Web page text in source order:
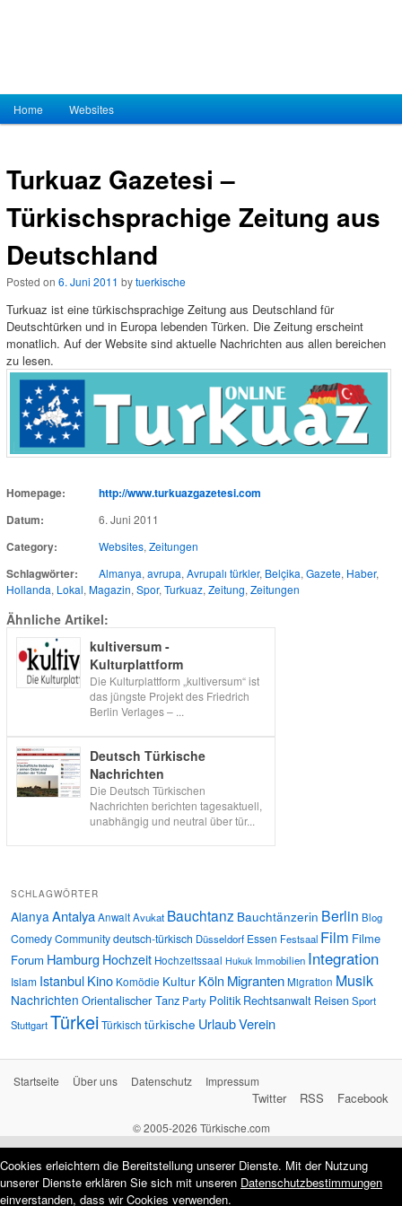
Hauptmenü
Zum Inhalt wechseln
Zum sekundären Inhalt wechseln
Home Websites
Turkuaz Gazetesi –
Türkischsprachige Zeitung aus
Deutschland
Posted on 6. Juni 2011 bytuerkische
Turkuaz ist eine türkischsprachige Zeitung aus Deutschland für
Deutschtürken und in Europa lebenden Türken. Die Zeitung erscheint
monatlich. Auf der Website sind aktuelle Nachrichten aus allen bereichen
zu lesen.
Homepage:
http://www.turkuazgazetesi.com
Datum:
6. Juni 2011
Category: Websites, Zeitungen
Schlagwörter: Almanya, avrupa, Avrupalı türkler, Belçika, Gazete, Haber,
Hollanda, Lokal, Magazin, Spor, Turkuaz, Zeitung, Zeitungen
Ähnliche Artikel:
kultiversum -
Kulturplattform
Die Kulturplattform „kultiversum“ ist
das jüngste Projekt des Friedrich
Berlin Verlages – ...
Deutsch Türkische
Nachrichten
Die Deutsch Türkischen
Nachrichten berichten tagesaktuell,
unabhängig und neutral über tür...
SCHLAGWÖRTER
Alanya AntalyaAnwaltAvukat Bauchtanz Bauchtänzerin Berlin Blog
ComedyCommunitydeutsch-türkisch Düsseldorf Essen Festsaal Film Filme
Forum Hamburg Hochzeit Hochzeitssaal Hukuk Immobilien Integration
Islam IstanbulKino Komödie Kultur Köln MigrantenMigration Musik
Nachrichten Orientalischer Tanz Party Politik Rechtsanwalt ReisenSport
StuttgartTürkeiTürkisch türkische UrlaubVerein
Startseite Über uns Datenschutz Impressum
Facebook
RSS
Twitter
© 2005-2026 Türkische.com
Cookies erleichtern die Bereitstellung unserer Dienste. Mit der Nutzung
unserer Dienste erklären Sie sich mit unseren Datenschutzbestimmungen
einverstanden, dass wir Cookies verwenden.